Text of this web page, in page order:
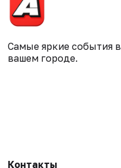
Самые яркие события в
вашем городе.
Контакты